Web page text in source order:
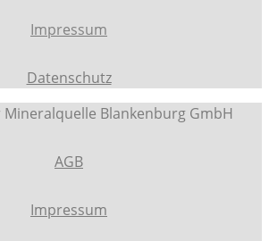
Impressum
Datenschutz
Blankenburg GmbH
AGB
Impressum